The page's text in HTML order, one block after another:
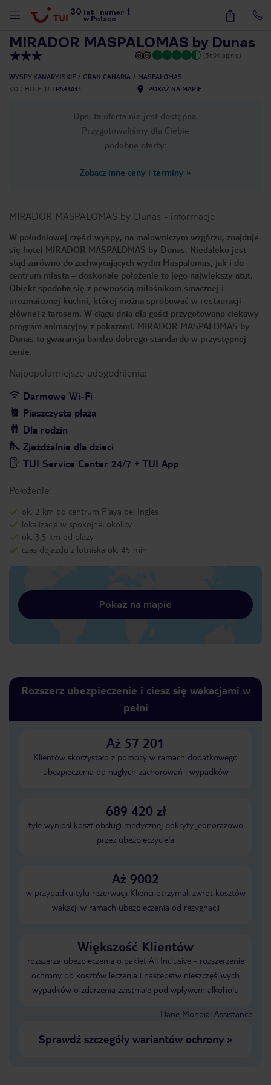
30 lat numer 1
w Polsce
16
MIRADOR MASPALOMAS by Dunas
(5604 opinie)
WYSPY KANARYJSKIE GRAN CANARIA
MASPALOMAS
KOD HOTELU LPA41011 POKAŻ NA MAPIE
Ups, ta oferta nie jest dostępna.
Przygotowaliśmy dla Ciebie
podobne oferty:
Zobacz inne ceny i terminy »
MIRADOR MASPALOMAS by Dunas - informacje
W południowej części wyspy, na malowniczym wzgórzu, znajduje
się hotel MIRADOR MASPALOMAS by Dunas. Niedaleko jest
stąd zarówno do zachwycających wydm Maspalomas, jak i do
centrum miasta – doskonałe położenie to jego największy atut.
Obiekt spodoba się z pewnością miłośnikom smacznej i
urozmaiconej kuchni, której można spróbować w restauracji
głównej z tarasem. W ciągu dnia dla gości przygotowano ciekawy
program animacyjny z pokazami. MIRADOR MASPALOMAS by
Dunas to gwarancja bardzo dobrego standardu w przystępnej
cenie.
Najpopularniejsze udogodnienia:
Darmowe Wi-Fi
Piaszczysta plaża
Dla rodzin
Zjeżdżalnie dla dzieci
TUI Service Center 24/7 + TUI App
Położenie:
ok. 2 km od centrum Playa del Ingles
lokalizacja w spokojnej okolicy
ok. 3,5 km od plaży
czas dojazdu z lotniska ok. 45 min
Pokaż na mapie
Rozszerz ubezpieczenie i ciesz się wakacjami w
pełni
Aż 57 201
Klientów skorzystało z pomocy w ramach dodatkowego
ubezpieczenia od nagłych zachorowań i wypadków
689 420 zł
tyle wyniósł koszt obsługi medycznej pokryty jednorazowo
przez ubezpieczyciela
Aż 9002
w przypadku tylu rezerwacji Klienci otrzymali zwrot kosztów
wakacji w ramach ubezpieczenia od rezygnacji
Większość Klientów
rozszerza ubezpieczenia o pakiet All Inclusive - rozszerzenie
ochrony od kosztów leczenia i następstw nieszczęśliwych
wypadków o zdarzenia zaistniałe pod wpływem alkoholu
Dane Mondial Assistance
Sprawdź szczegóły wariantów ochrony»